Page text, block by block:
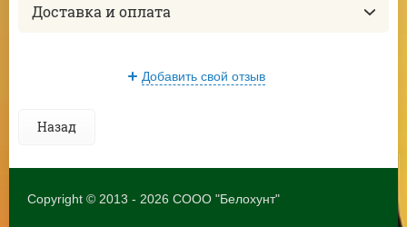
Доставка и оплата
Добавить свой отзыв
Назад
Copyright © 2013 - 2026 СООО "Белохунт"